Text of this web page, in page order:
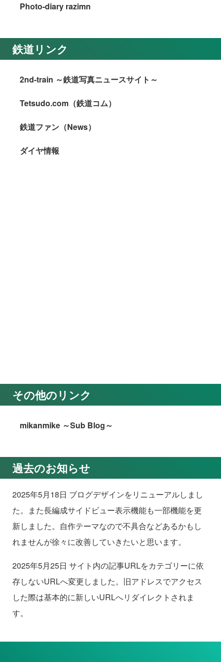
Photo-diary razimn
鉄道リンク
2nd-train ～鉄道写真ニュースサイト～
Tetsudo.com（鉄道コム）
鉄道ファン（News）
ダイヤ情報
その他のリンク
mikanmike ～Sub Blog～
過去のお知らせ
2025年5月18日 ブログデザインをリニューアルしまし
た。また長編成サイドビュー表示機能も一部機能を更
新しました。自作テーマなので不具合などあるかもし
れませんが徐々に改善していきたいと思います。
2025年5月25日 サイト内の記事URLをカテゴリーに依
存しないURLへ変更しました。旧アドレスでアクセス
した際は基本的に新しいURLへリダイレクトされま
す。